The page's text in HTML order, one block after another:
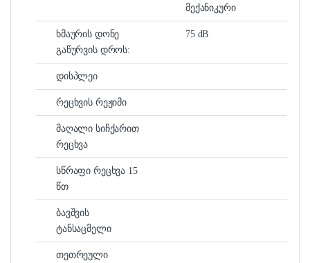
მექანიკური
ხმაურის დონე
გაწურვის დროს:
75 dB
დისპლეი
რეცხვის რეჟიმი
მაღალი სიჩქარით
რეცხვა
სწრაფი რეცხვა 15
წთ
ბავშვის
ტანსაცმელი
თეთრეული